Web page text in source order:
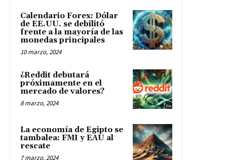
Calendario Forex: Dólar
de EE.UU. se debilitó
frente a la mayoría de las
monedas principales
10 marzo, 2024
¿Reddit debutará
próximamente en el
mercado de valores?
8 marzo, 2024
La economía de Egipto se
tambalea: FMI y EAU al
rescate
7 marzo, 2024